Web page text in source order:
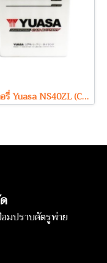
แบตเตอรี่ Yuasa NS40ZL (Conventional Type) 12V 35Ah
มปราบศัตรูพ่าย